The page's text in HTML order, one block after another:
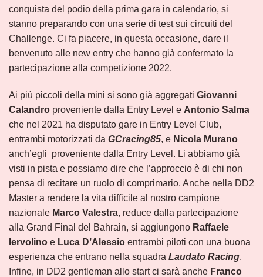
conquista del podio della prima gara in calendario, si
stanno preparando con una serie di test sui circuiti del
Challenge. Ci fa piacere, in questa occasione, dare il
benvenuto alle new entry che hanno già confermato la
partecipazione alla competizione 2022.
Ai più piccoli della mini si sono già aggregati Giovanni
Calandro proveniente dalla Entry Level e Antonio Salma
che nel 2021 ha disputato gare in Entry Level Club,
entrambi motorizzati da GCracing85, e Nicola Murano
anch’egli proveniente dalla Entry Level. Li abbiamo già
visti in pista e possiamo dire che l’approccio è di chi non
pensa di recitare un ruolo di comprimario. Anche nella DD2
Master a rendere la vita difficile al nostro campione
nazionale Marco Valestra, reduce dalla partecipazione
alla Grand Final del Bahrain, si aggiungono Raffaele
Iervolino e Luca D’Alessio entrambi piloti con una buona
esperienza che entrano nella squadra Laudato Racing.
Infine, in DD2 gentleman allo start ci sarà anche Franco